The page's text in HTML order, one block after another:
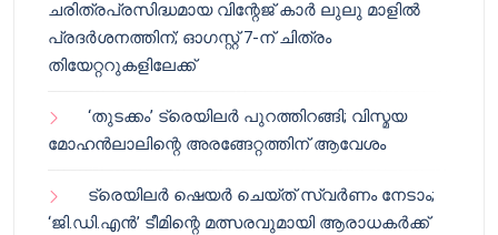
ചരിത്രപ്രസിദ്ധമായ വിന്റേജ് കാർ ലുലു മാളിൽ
പ്രദർശനത്തിന്; ഓഗസ്റ്റ് 7-ന് ചിത്രം
തിയേറ്ററുകളിലേക്ക്
‘തുടക്കം’ ട്രെയിലർ പുറത്തിറങ്ങി; വിസ്മയ
മോഹൻലാലിന്റെ അരങ്ങേറ്റത്തിന് ആവേശം
ട്രെയിലർ ഷെയർ ചെയ്‌ത് സ്വർണം നേടാം;
‘ജി.ഡി.എൻ’ ടീമിന്റെ മത്സരവുമായി ആരാധകർക്ക്